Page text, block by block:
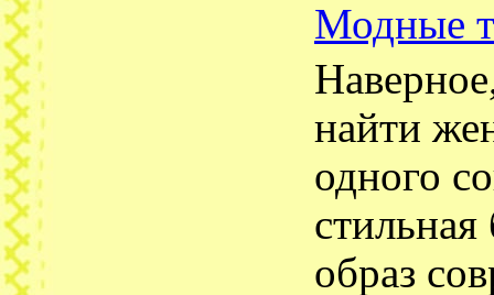
Модные
найти
одного
образ